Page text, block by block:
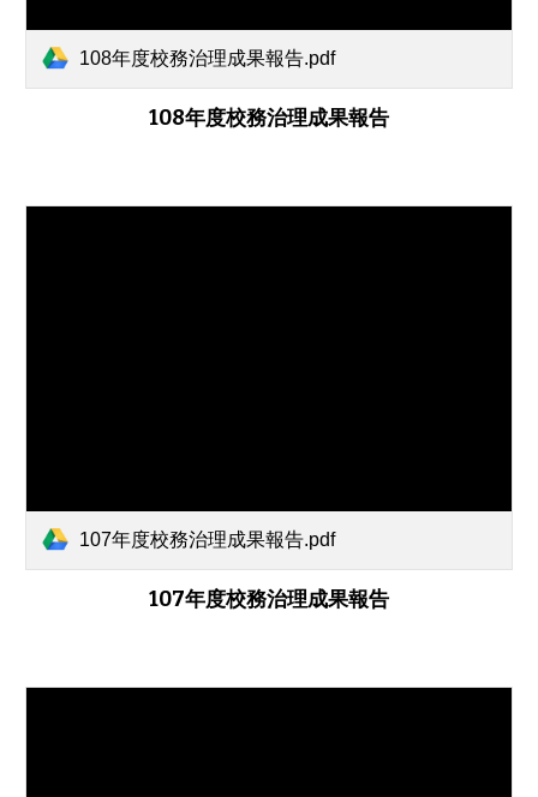
108年度校務治理成果報告.pdf
108年度校務治理成果報告
107年度校務治理成果報告.pdf
107年度校務治理成果報告